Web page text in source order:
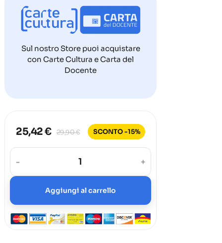
Sul nostro Store puoi acquistare
con Carte Cultura e Carta del
Docente
25,42 € 29,90 € SCONTO -15%
- +
Aggiungi al carrello